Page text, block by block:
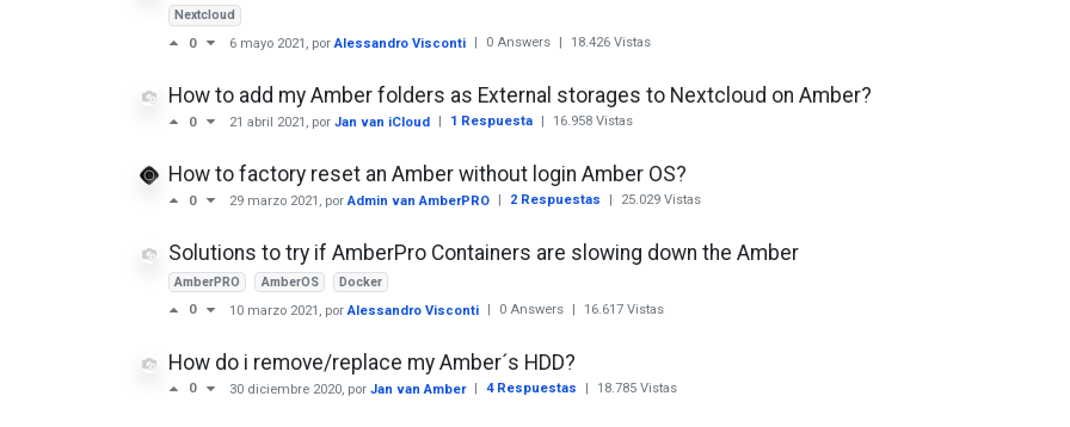
Nextcloud
0
6 mayo 2021 , porAlessandro Visconti | 0 Answers | 18.426 Vistas
How to add my Amber folders as External storages to Nextcloud on Amber?
0 21 abril 2021 , por Jan van iCloud | 1 Respuesta | 16.958 Vistas
How to factory reset an Amber without login Amber OS?
0 29 marzo 2021 , porAdmin van AmberPRO | 2 Respuestas | 25.029 Vistas
Solutions to try if AmberPro Containers are slowing down the Amber
AmberPRO AmberOS
Docker
0
10 marzo 2021 , porAlessandro Visconti | 0 Answers | 16.617 Vistas
How do i remove/replace my Amber´s HDD?
0 30 diciembre 2020, por Jan van Amber | 4 Respuestas | 18.785 Vistas